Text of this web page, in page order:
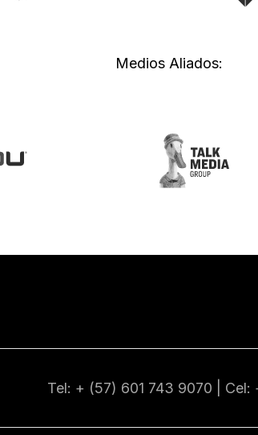
Medios Aliados:
Tel: + (57) 601 743 9070 | Cel: